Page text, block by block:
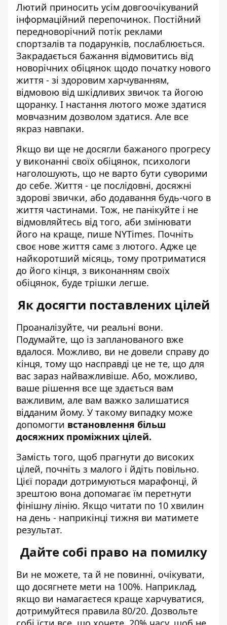
Лютий приносить усім довгоочікуваний
інформаційний перепочинок. Постійний
передноворічний потік реклами
спортзалів та подарунків, послаблюється.
Закрадається бажання відмовитись від
новорічних обіцянок щодо початку нового
життя - зі здоровим харчуванням,
відмовою від шкідливих звичок та йогою
щоранку. І настання лютого може здатися
мовчазним дозволом здатися. Але все
якраз навпаки.
Якщо ви ще не досягли бажаного прогресу
у виконанні своїх обіцянок, психологи
наголошують, що не варто бути суворими
до себе. Життя - це послідовні, досяжні
здорові звички, або додавання будь-чого в
життя частинами. Тож, не панікуйте і не
відмовляйтесь від того, аби змінювати
його на краще, пише NYTimes. Почніть
своє нове життя самє з лютого. Адже це
найкоротший місяць, тому протриматися
до його кінця, з виконанням своїх
обіцянок, буде трішки легше.
Як досягти поставлених цілей
Проаналізуйте, чи реальні вони.
Подумайте, що із запланованого вже
вдалося. Можливо, ви не довели справу до
кінця, тому що насправді це не те, що для
вас зараз найважливіше. Або, можливо,
ваше рішення все ще здається вам
важливим, але вам важко залишатися
відданим йому. У такому випадку може
допомогти встановлення більш
досяжних проміжних цілей.
Замість того, щоб прагнути до високих
цілей, почніть з малого і йдіть повільно.
Цієї поради дотримуються марафонці, й
зрештою вона допомагає їм перетнути
фінішну лінію. Якщо читати по 10 хвилин
на день - наприкінці тижня ви матимете
результат.
Дайте собі право на помилку
Ви не можете, та й не повинні, очікувати,
що досягнете мети на 100%. Наприклад,
якщо ви намагаєтеся краще харчуватися,
дотримуйтеся правила 80/20. Дозвольте